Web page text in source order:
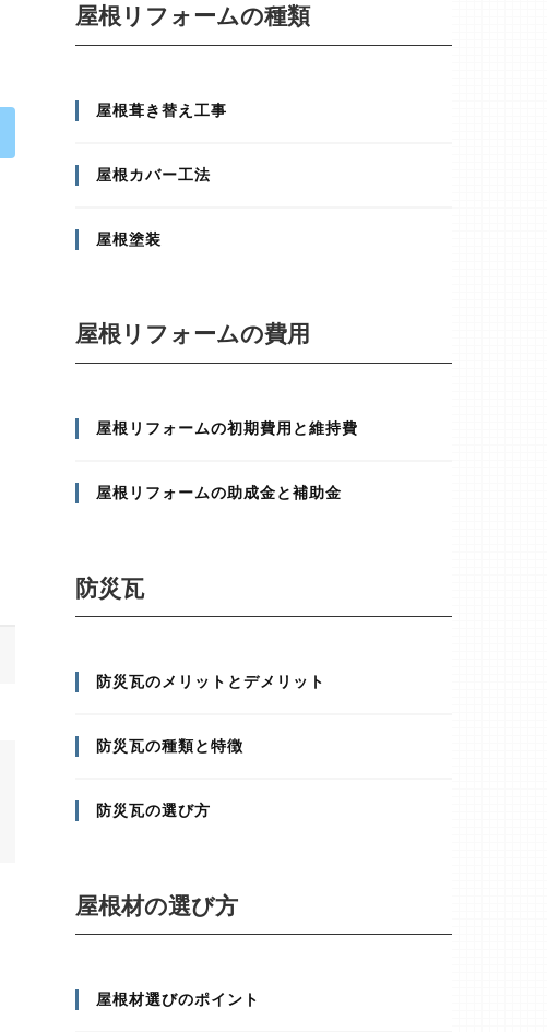
屋根リフォームの種類
屋根葺き替え工事
屋根カバー工法
屋根塗装
屋根リフォームの費用
屋根リフォームの初期費用と維持費
屋根リフォームの助成金と補助金
防災瓦
防災瓦のメリットとデメリット
防災瓦の種類と特徴
防災瓦の選び方
屋根材の選び方
屋根材選びのポイント